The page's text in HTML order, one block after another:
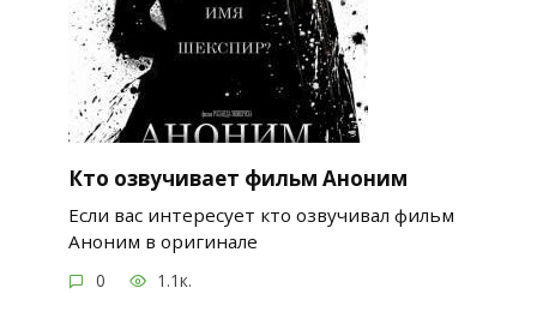
Кто озвучивает фильм Аноним
Если вас интересует кто озвучивал фильм
Аноним в оригинале
0 1.1к.